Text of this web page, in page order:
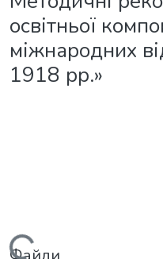
освітньої
міжнародних
1918 рр.»